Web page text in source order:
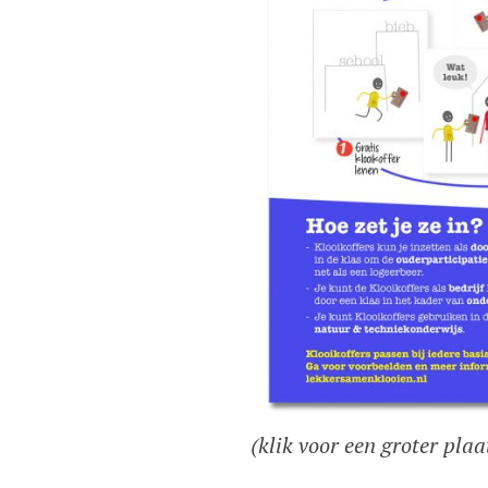
(klik voor een groter